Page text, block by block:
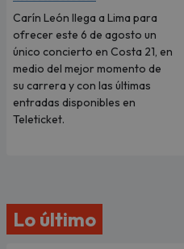
Carín León llega a Lima para
ofrecer este 6 de agosto un
único concierto en Costa 21, en
medio del mejor momento de
su carrera y con las últimas
entradas disponibles en
Teleticket.
Lo último